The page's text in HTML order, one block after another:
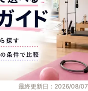
最終更新日：2026/08/07